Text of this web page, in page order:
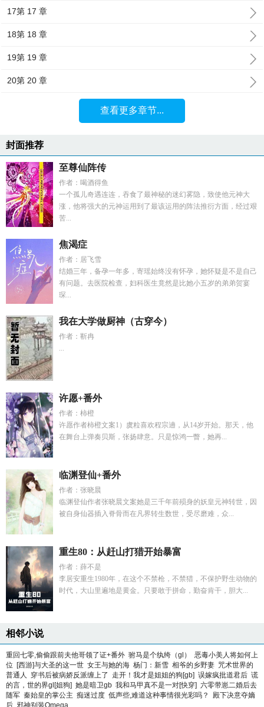
17第 17 章
18第 18 章
19第 19 章
20第 20 章
查看更多章节...
封面推荐
至尊仙阵传
作者：喝酒得鱼
一个孤儿奇遇连连，吞食了最神秘的迷幻雾隐，致使他元神大
涨，他将强大的元神运用到了最该运用的阵法推衍方面，经过艰
苦...
焦渴症
作者：居飞雪
结婚三年，备孕一年多，寄瑶始终没有怀孕，她怀疑是不是自己
有问题。去医院检查，妇科医生竟然是比她小五岁的弟弟贺宴
琛...
我在大学做厨神（古穿今）
作者：靳冉
...
许愿+番外
作者：柿橙
许愿作者柿橙文案1）虞粒喜欢程宗遖，从14岁开始。那天，他
在舞台上弹奏贝斯，张扬肆意。只是惊鸿一瞥，她再...
临渊登仙+番外
作者：张晓晨
临渊登仙作者张晓晨文案她是三千年前殒身的妖皇元神转世，因
被自身仙器插入脊骨而在凡界转生数世，受尽磨难，众...
重生80：从赶山打猎开始暴富
作者：薛不是
李居安重生1980年，在这个不禁枪，不禁猎，不保护野生动物的
时代，大山里遍地是黄金。只要敢于拼命，勤奋肯干，胆大...
相邻小说
重回七零,偷偷跟前夫他哥领了证+番外 驸马是个纨绔（gl）
恶毒小美人将如何上
位
[西游]与大圣的这一世 女王与她的海 杨门：新雪 相爷的乡野妻 咒术世界的
普通人
穿书后被病娇反派缠上了 走开！我才是姐姐的狗[gb] 误嫁疯批道君后 谎
的言，世的界gl[姐狗] 她是暗卫gb 我和马甲真不是一对[快穿] 六零带崽二婚后去
随军 秦始皇的掌公主 痴迷过度 低声些,难道这种事情很光彩吗？
殿下决意夺嫡
后 邪神别装Omega